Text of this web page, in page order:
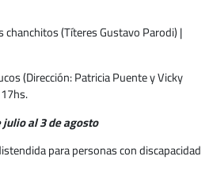
(Títeres Gustavo Parodi) |
(Dirección: Patricia Puente y Vicky
al 3 de agosto
para personas con discapacidad